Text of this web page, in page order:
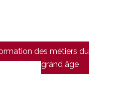
des métiers du
grand âge